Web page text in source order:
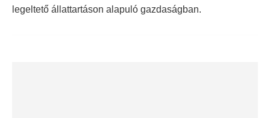
legeltető állattartáson alapuló gazdaságban.